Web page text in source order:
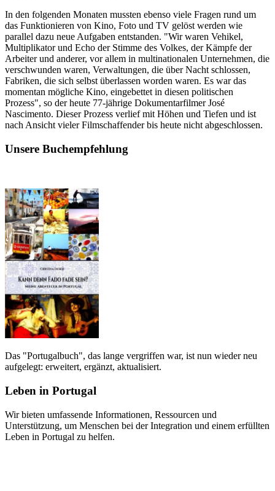
In den folgenden Monaten mussten ebenso viele Fragen rund um
das Funktionieren von Kino, Foto und TV gelöst werden wie
parallel dazu neue Aufgaben entstanden. "Wir waren Vehikel,
Multiplikator und Echo der Stimme des Volkes, der Kämpfe der
Arbeiter und anderer, vor allem in multinationalen Unternehmen, die
verschwunden waren, Verwaltungen, die über Nacht schlossen,
Fabriken, die sich selbst überlassen worden waren. Es war das
momentan mögliche Kino, eingebettet in diesen politischen
Prozess", so der heute 77-jährige Dokumentarfilmer José
Nascimento. Dieser Prozess verlief mit Höhen und Tiefen und ist
nach Ansicht vieler Filmschaffender bis heute nicht abgeschlossen.
Unsere Buchempfehlung
Das "Portugalbuch", das lange vergriffen war, ist nun wieder neu
aufgelegt: erweitert, ergänzt, aktualisiert.
Leben in Portugal
Wir bieten umfassende Informationen, Ressourcen und
Unterstützung, um Menschen bei der Integration und einem erfüllten
Leben in Portugal zu helfen.